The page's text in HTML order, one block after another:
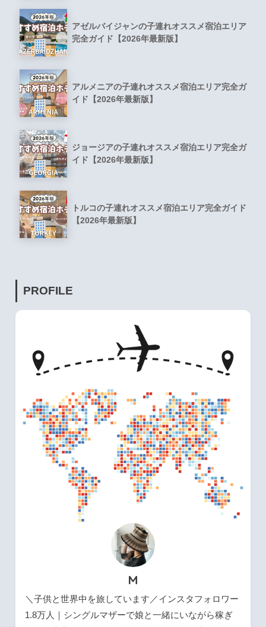
アゼルバイジャンの子連れオススメ宿泊エリア
完全ガイド【2026年最新版】
アルメニアの子連れオススメ宿泊エリア完全ガ
イド【2026年最新版】
ジョージアの子連れオススメ宿泊エリア完全ガ
イド【2026年最新版】
トルコの子連れオススメ宿泊エリア完全ガイド
【2026年最新版】
PROFILE
M
＼子供と世界中を旅しています／インスタフォロワー
1.8万人｜シングルマザーで娘と一緒にいながら稼ぎ